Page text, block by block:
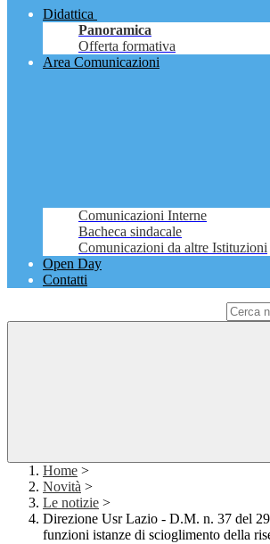
Didattica
Panoramica
Offerta formativa
Area Comunicazioni
Comunicazioni Interne
Bacheca sindacale
Comunicazioni da altre Istituzioni
Open Day
Contatti
Home >
Novità >
Le notizie >
Direzione Usr Lazio - D.M. n. 37 del
funzioni istanze di scioglimento della